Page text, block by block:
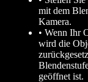
mit dem
Kamera.
• Wenn Ihr
wird die
geöffnet ist.